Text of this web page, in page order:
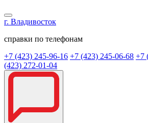
г. Владивосток
справки по телефонам
+7 (423) 245-96-16 +7 (423) 245-06-68 +7
(423) 272-01-04